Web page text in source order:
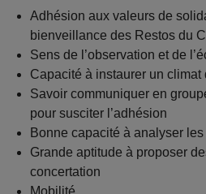
Adhésion aux valeurs de
bienveillance des Restos du
Sens de l’observation et de
Capacité à instaurer un climat
Savoir communiquer en
pour susciter l’adhésion
Bonne capacité à analyser
Grande aptitude à proposer
concertation